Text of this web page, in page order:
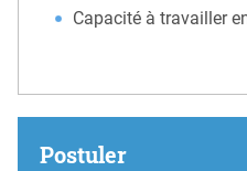
Capacité à travailler
Postuler